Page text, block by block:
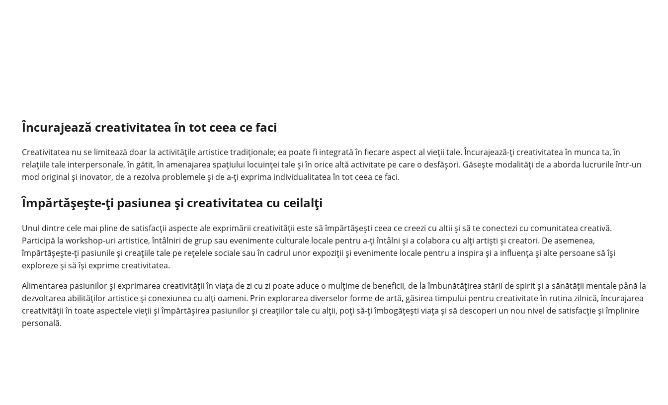
Încurajează creativitatea în tot ceea ce faci
Creativitatea nu se limitează doar la activitățile artistice tradiționale; ea poate fi integrată în fiecare aspect al vieții tale. Încurajează-ți creativitatea în munca ta, în
relațiile tale interpersonale, în gătit, în amenajarea spațiului locuinței tale și în orice altă activitate pe care o desfășori. Găsește modalități de a aborda lucrurile într-un
mod original și inovator, de a rezolva problemele și de a-ți exprima individualitatea în tot ceea ce faci.
Împărtășește-ți pasiunea și creativitatea cu ceilalți
Unul dintre cele mai pline de satisfacții aspecte ale exprimării creativității este să împărtășești ceea ce creezi cu altii și să te conectezi cu comunitatea creativă.
Participă la workshop-uri artistice, întâlniri de grup sau evenimente culturale locale pentru a-ți întâlni și a colabora cu alți artiști și creatori. De asemenea,
împărtășește-ți pasiunile și creațiile tale pe rețelele sociale sau în cadrul unor expoziții și evenimente locale pentru a inspira și a influența și alte persoane să își
exploreze și să își exprime creativitatea.
Alimentarea pasiunilor și exprimarea creativității în viața de zi cu zi poate aduce o mulțime de beneficii, de la îmbunătățirea stării de spirit și a sănătății mentale până la
dezvoltarea abilităților artistice și conexiunea cu alți oameni. Prin explorarea diverselor forme de artă, găsirea timpului pentru creativitate în rutina zilnică, încurajarea
creativității în toate aspectele vieții și împărtășirea pasiunilor și creațiilor tale cu alții, poți să-ți îmbogățești viața și să descoperi un nou nivel de satisfacție și împlinire
personală.